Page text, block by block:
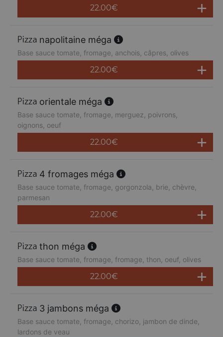
22.00€
napolitaine méga
Base sauce tomate, fromage, anchois, câpres, olives
22.00€
orientale méga
Base sauce tomate, fromage, merguez, poivrons,
oignons, oeuf
22.00€
4 fromages méga
Base sauce tomate, fromage, gorgonzola, brie, chèvre,
parmesan
22.00€
thon méga
Base sauce tomate, fromage, fromage, thon, oeuf, olives
22.00€
3 jambons méga
Base sauce tomate, fromage, chorizo, jambon de dinde,
lardons de veau